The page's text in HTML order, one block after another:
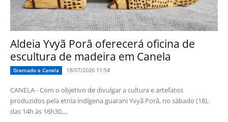
Aldeia Yvyã Porâ oferecerá oficina de
escultura de madeira em Canela
Gramado e Canela 18/07/2026 11:54
CANELA - Com o objetivo de divulgar a cultura e artefatos
produzidos pela etnia indígena guarani Yvyã Porâ, no sábado (18),
das 14h às 16h30,...